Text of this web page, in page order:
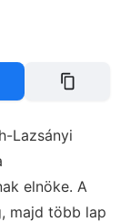
Lazsányi
elnöke. A
majd több lap